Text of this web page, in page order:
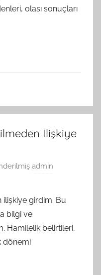
olası sonuçları
Ilişkiye
admin
girdim. Bu
bilgi ve
Hamilelik belirtileri,
dönemi